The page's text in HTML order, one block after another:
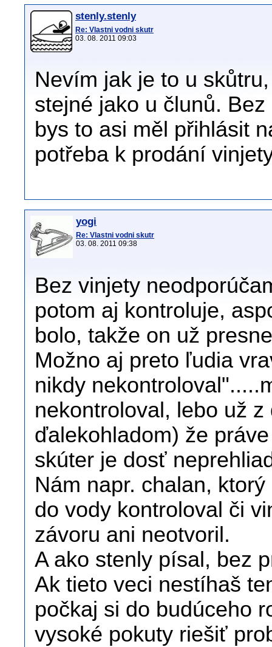
stenly.stenly
Re: Vlastni vodni skutr
03. 08. 2011 09:03
Nevím jak je to u
stejné jako u člunů.
bys to asi měl přihlásit
potřeba k prodání
yogi
Re: Vlastni vodni skutr
03. 08. 2011 09:38
Bez vinjety
potom aj kontroluje,
bolo, takže on už
Možno aj preto ľudia
nikdy
nekontroloval, lebo už
ďalekohladom) že
skúter je dosť
Nám napr. chalan,
do vody kontroloval či
závoru ani neotvoril.
A ako stenly písal, bez
Ak tieto veci nestíhaš
počkaj si do budúceho
vysoké pokuty riešiť